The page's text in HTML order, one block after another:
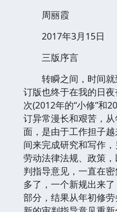
周丽霞
2017年3月15日
三版序言
转瞬之间，时间就
订版也终于在我的日
次(2012年的“小修”和
订异常漫长和艰苦，
面，是由于工作担子
间来完成研究和写作
劳动法律法规、政策
判指导意见，一直在
多了，一个新规出来
部分，结果从年初修